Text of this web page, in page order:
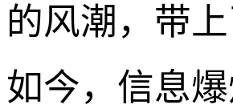
的风潮，带
如今，信息